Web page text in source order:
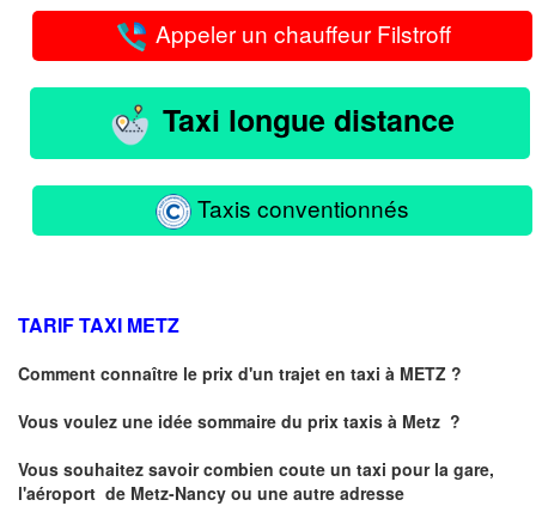
Appeler un chauffeur Filstroff
Taxi longue distance
Taxis conventionnés
TARIF TAXI METZ
Comment connaître le prix d'un trajet en taxi à METZ ?
Vous voulez une idée sommaire du prix taxis à Metz ?
Vous souhaitez savoir combien coute un taxi pour la gare,
l'aéroport de Metz-Nancy ou une autre adresse